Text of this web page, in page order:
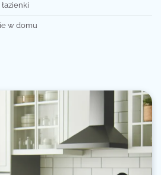
w domu